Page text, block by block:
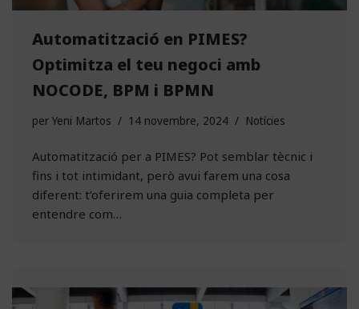
Automatització en PIMES?
Optimitza el teu negoci amb
NOCODE, BPM i BPMN
per Yeni Martos 14 novembre, 2024 Notícies
Automatització per a PIMES? Pot semblar tècnic i
fins i tot intimidant, però avui farem una cosa
diferent: t’oferirem una guia completa per
entendre com…